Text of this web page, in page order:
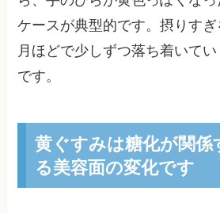
ケースが典型的です。摂りす
月ほどで少しずつ落ち着いて
です。
黄ぐすみは糖化が関
る美容面の変化です